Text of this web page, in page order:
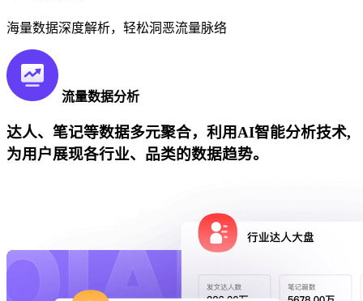
海量数据深度解析，轻松洞恶流量脉络
流量数据分析
达人、笔记等数据多元聚合，利用AI智能分析技术,
为用户展现各行业、品类的数据趋势。